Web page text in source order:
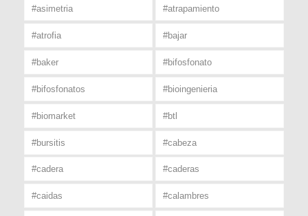
#asimetria #atrapamiento
#atrofia #bajar
#baker #bifosfonato
#bifosfonatos #bioingenieria
#biomarket #btl
#bursitis #cabeza
#cadera #caderas
#caidas #calambres